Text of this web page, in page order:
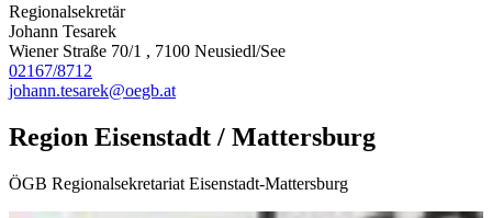
Regionalsekretär
Johann Tesarek
Wiener Straße 70/1 , 7100 Neusiedl/See
02167/8712
johann.tesarek@oegb.at
Region Eisenstadt / Mattersburg
ÖGB Regionalsekretariat Eisenstadt-Mattersburg